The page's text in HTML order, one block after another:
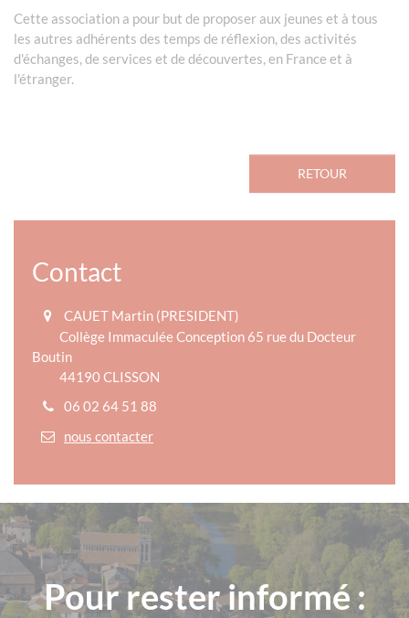
Cette association a pour but de proposer aux jeunes et à tous
les autres adhérents des temps de réflexion, des activités
d'échanges, de services et de découvertes, en France et à
l'étranger.
RETOUR
Contact
CAUET Martin (PRESIDENT)
Collège Immaculée Conception 65 rue du Docteur
Boutin
44190 CLISSON
06 02 64 51 88
nous contacter
Pour rester informé :